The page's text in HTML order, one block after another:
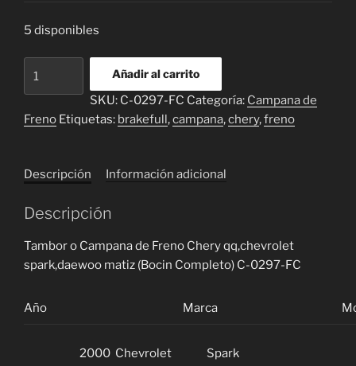
5 disponibles
de
Spark
7-
24,
Q-
Daewoo
Añadir al carrito
SKU: C-0297-FC Categoría: Campana de
Freno Etiquetas: brakefull,campana,chery,freno
Descripción Información adicional
Descripción
Tambor o Campana de Freno Chery qq,chevrolet
spark,daewoo matiz (Bocin Completo) C-0297-FC
Año Marca
2000 Chevrolet Spark